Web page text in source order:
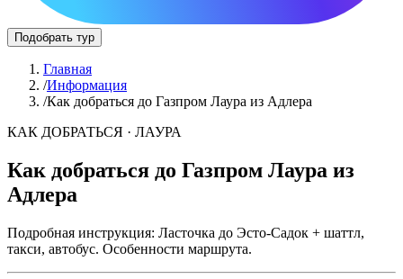
Подобрать тур
Главная
/Информация
/Как добраться до Газпром Лаура из Адлера
КАК ДОБРАТЬСЯ · ЛАУРА
Как добраться до Газпром Лаура из
Адлера
Подробная инструкция: Ласточка до Эсто-Садок + шаттл,
такси, автобус. Особенности маршрута.